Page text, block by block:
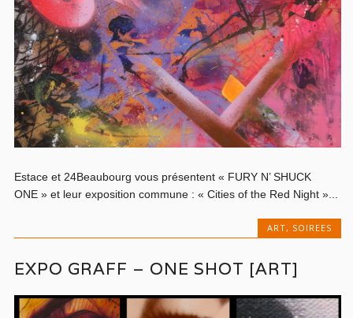
Estace et 24Beaubourg vous présentent « FURY N’ SHUCK
ONE » et leur exposition commune : « Cities of the Red Night »...
ART, SOIREES
EXPO GRAFF – ONE SHOT [ART]